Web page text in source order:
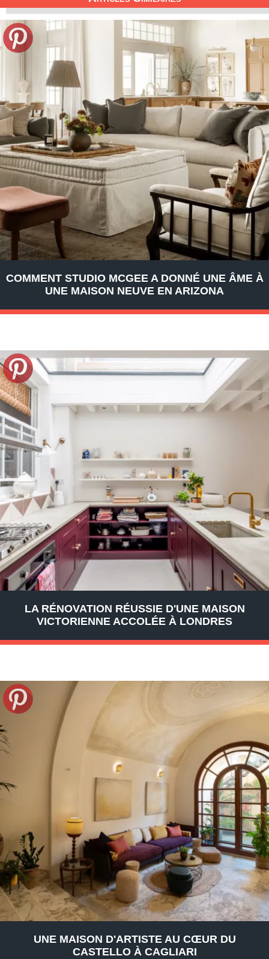
COMMENT STUDIO MCGEE A DONNÉ UNE ÂME À
UNE MAISON NEUVE EN ARIZONA
LA RÉNOVATION RÉUSSIE D'UNE MAISON
VICTORIENNE ACCOLÉE À LONDRES
UNE MAISON D'ARTISTE AU CŒUR DU
CASTELLO À CAGLIARI